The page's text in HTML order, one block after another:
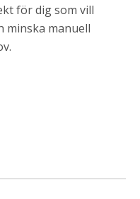
för dig som vill
minska manuell